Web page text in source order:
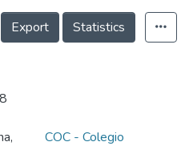
la Publicación
Export
Statistics
COC - Colegio